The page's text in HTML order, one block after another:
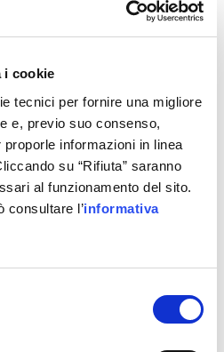
i cookie
tecnici per fornire una migliore
e, previo suo consenso,
informazioni in linea
su “Rifiuta” saranno
al funzionamento del sito.
consultare l’informativa
Cybersecurity per